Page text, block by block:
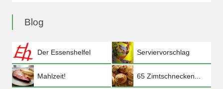
Blog
Der Essenshelfel Serviervorschlag
Mahlzeit! 65 Zimtschnecken...